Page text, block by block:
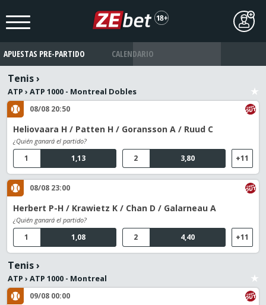
APUESTAS PRE-PARTIDO CALENDARIO
Tenis›
ATP › ATP 1000 - Montreal Dobles
08/08 20:50
Heliovaara H / Patten H / Goransson A / Ruud C
¿Quién ganará el partido?
1,13
1 3,80
2 +11
08/08 23:00
Herbert P-H / Krawietz K / Chan D / Galarneau A
¿Quién ganará el partido?
1,08
1 4,40
2 +11
Tenis›
ATP › ATP 1000 - Montreal
09/08 00:00